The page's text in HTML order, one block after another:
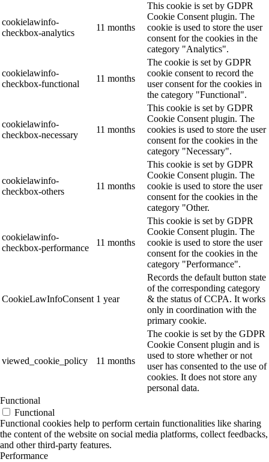
cookielawinfo-
checkbox-analytics
11 months
This cookie is set by GDPR
Cookie Consent plugin. The
cookie is used to store the user
consent for the cookies in the
category "Analytics".
cookielawinfo-
checkbox-functional
11 months
The cookie is set by GDPR
cookie consent to record the
user consent for the cookies in
the category "Functional".
cookielawinfo-
checkbox-necessary
11 months
This cookie is set by GDPR
Cookie Consent plugin. The
cookies is used to store the user
consent for the cookies in the
category "Necessary".
cookielawinfo-
checkbox-others
11 months
This cookie is set by GDPR
Cookie Consent plugin. The
cookie is used to store the user
consent for the cookies in the
category "Other.
cookielawinfo-
checkbox-performance
11 months
This cookie is set by GDPR
Cookie Consent plugin. The
cookie is used to store the user
consent for the cookies in the
category "Performance".
CookieLawInfoConsent 1 year
Records the default button state
of the corresponding category
& the status of CCPA. It works
only in coordination with the
primary cookie.
viewed_cookie_policy 11 months
The cookie is set by the GDPR
Cookie Consent plugin and is
used to store whether or not
user has consented to the use of
cookies. It does not store any
personal data.
Functional
Functional
Functional cookies help to perform certain functionalities like sharing
the content of the website on social media platforms, collect feedbacks,
and other third-party features.
Performance